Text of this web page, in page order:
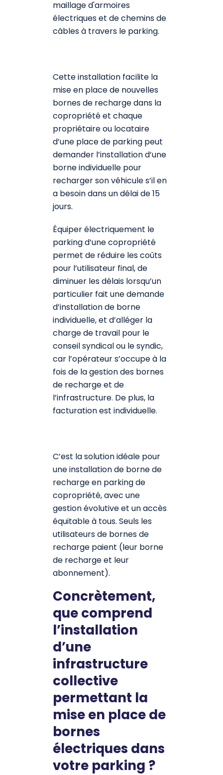
maillage d'armoires
électriques et de chemins de
câbles à travers le parking.
Cette installation facilite la
mise en place de nouvelles
bornes de recharge dans la
copropriété et chaque
propriétaire ou locataire
d’une place de parking peut
demander l’installation d’une
borne individuelle pour
recharger son véhicule s’il en
a besoin dans un délai de 15
jours.
Équiper électriquement le
parking d’une copropriété
permet de réduire les coûts
pour l’utilisateur final, de
diminuer les délais lorsqu’un
particulier fait une demande
d’installation de borne
individuelle, et d’alléger la
charge de travail pour le
conseil syndical ou le syndic,
car l’opérateur s’occupe à la
fois de la gestion des bornes
de recharge et de
l’infrastructure. De plus, la
facturation est individuelle.
C’est la solution idéale pour
une installation de borne de
recharge en parking de
copropriété, avec une
gestion évolutive et un accès
équitable à tous. Seuls les
utilisateurs de bornes de
recharge paient (leur borne
de recharge et leur
abonnement).
Concrètement,
que comprend
l’installation
d’une
infrastructure
collective
permettant la
mise en place de
bornes
électriques dans
votre parking ?